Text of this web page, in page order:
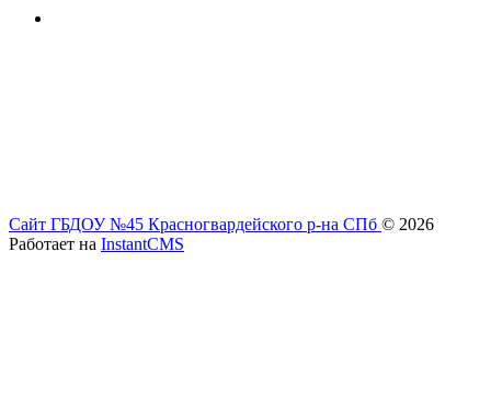
Сайт ГБДОУ №45 Красногвардейского р-на СПб © 2026
Работает на InstantCMS